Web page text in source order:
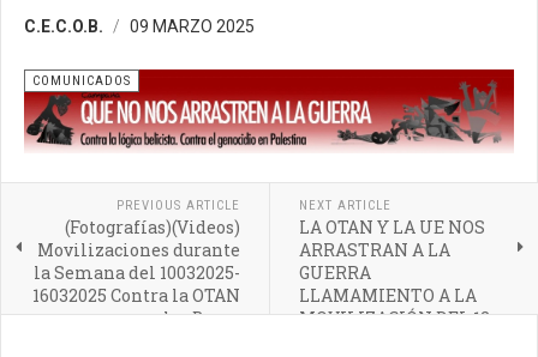
C.E.C.O.B. 09 MARZO 2025
COMUNICADOS
PREVIOUS ARTICLE
(Fotografías)(Videos)
Movilizaciones durante
la Semana del 10032025-
16032025 Contra la OTAN
y las Bases
NEXT ARTICLE
LA OTAN Y LA UE NOS
ARRASTRAN A LA
GUERRA
LLAMAMIENTO A LA
MOVILIZACIÓN DEL 12